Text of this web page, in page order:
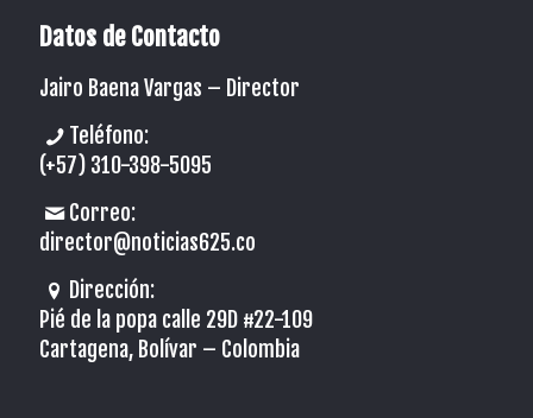
Datos de Contacto
Jairo Baena Vargas – Director
Teléfono:
(+57) 310-398-5095
Correo:
director@noticias625.co
Dirección:
Pié de la popa calle 29D #22-109
Cartagena, Bolívar – Colombia